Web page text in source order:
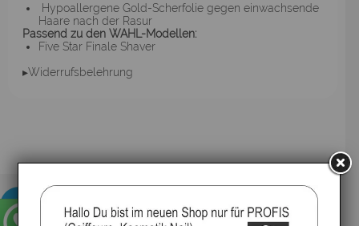
Hypoallergene Gold-Scherfolie gegen einwachsende
Haare nach der Rasur
Passend zu den WAHL-Modellen:
Five Star Finale Shaver
▸Widerrufsbelehrung